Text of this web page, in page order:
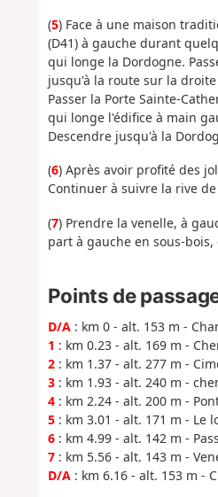
(5) Face à une maison
(D41) à gauche durant
qui longe la Dordogne.
jusqu'à la route sur la
Passer la Porte Sainte-
qui longe l'édifice à main
Descendre jusqu'à la
(6) Après avoir profité des
Continuer à suivre la rive
(7) Prendre la venelle, à
part à gauche en sous-
Points de
D/A: km 0 - alt. 153 m -
1 : km 0.23 - alt. 169 m -
2: km 1.37 - alt. 277 m -
3: km 1.93 - alt. 240 m -
4: km 2.24 - alt. 200 m -
5: km 3.01 - alt. 171 m - Le
6: km 4.99 - alt. 142 m -
7: km 5.56 - alt. 143 m -
D/A: km 6.16 - alt. 153 m -